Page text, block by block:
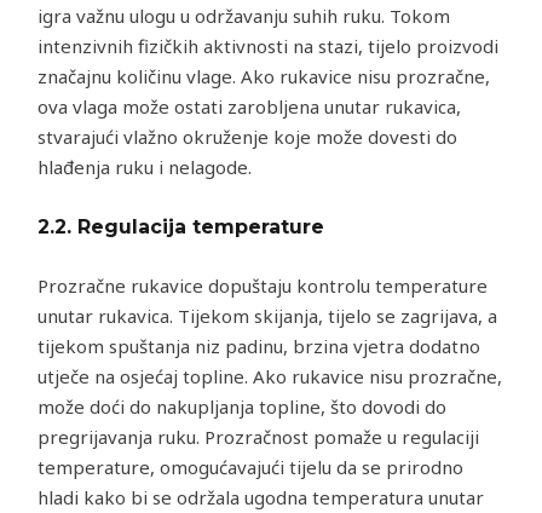
igra važnu ulogu u održavanju suhih ruku. Tokom
intenzivnih fizičkih aktivnosti na stazi, tijelo proizvodi
značajnu količinu vlage. Ako rukavice nisu prozračne,
ova vlaga može ostati zarobljena unutar rukavica,
stvarajući vlažno okruženje koje može dovesti do
hlađenja ruku i nelagode.
2.2. Regulacija temperature
Prozračne rukavice dopuštaju kontrolu temperature
unutar rukavica. Tijekom skijanja, tijelo se zagrijava, a
tijekom spuštanja niz padinu, brzina vjetra dodatno
utječe na osjećaj topline. Ako rukavice nisu prozračne,
može doći do nakupljanja topline, što dovodi do
pregrijavanja ruku. Prozračnost pomaže u regulaciji
temperature, omogućavajući tijelu da se prirodno
hladi kako bi se održala ugodna temperatura unutar